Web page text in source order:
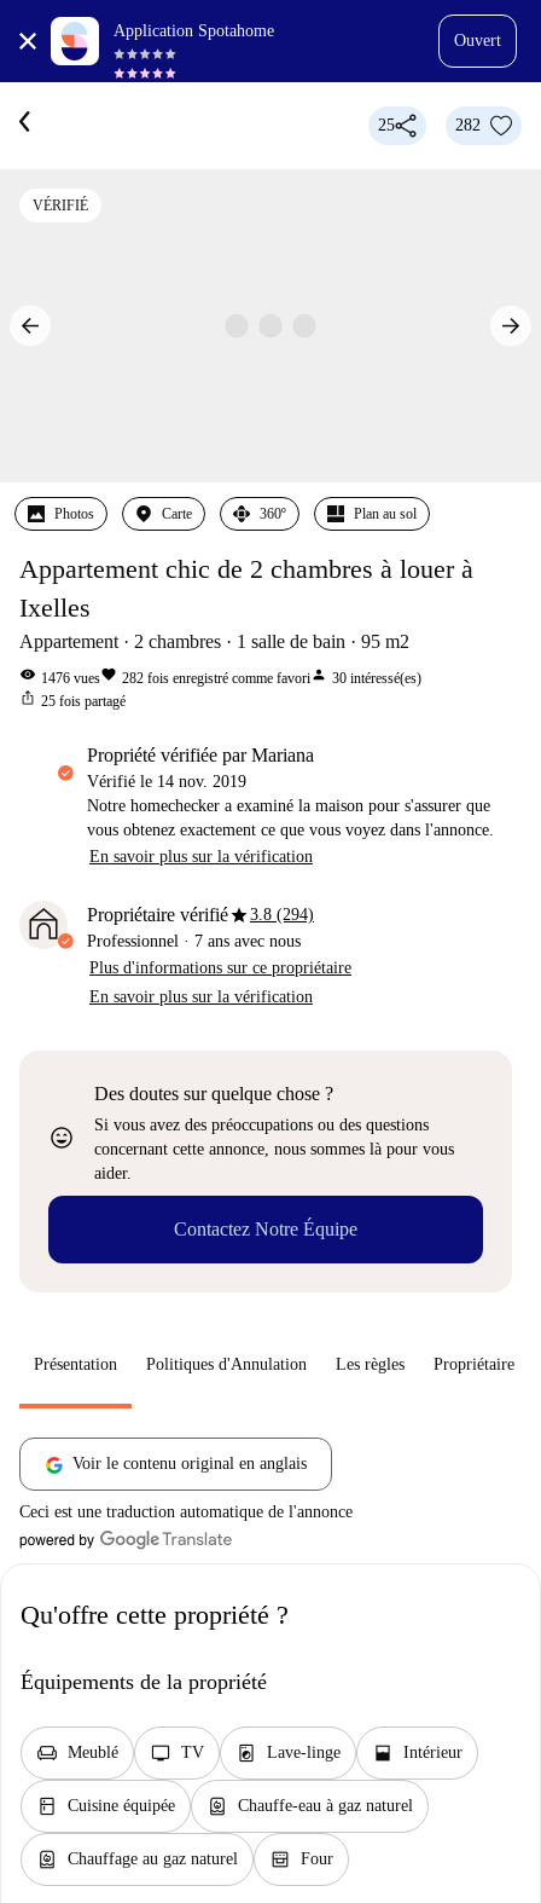
Application Spotahome
Ouvert
25 282
VÉRIFIÉ
Photos Carte 360º Plan au sol
Appartement chic de 2 chambres à louer à
Ixelles
Appartement 2 chambres 1 salle de bain 95 m2
visibility 1476 vuesfavorite 282 fois enregistré comme favoriperson 30 intéressé(es)
ios_share 25 fois partagé
propriété vérifiée par Mariana
Vérifié le 14 nov. 2019
Notre homechecker a examiné la maison pour s'assurer que
vous obtenez exactement ce que vous voyez dans l'annonce.
En savoir plus sur la vérification
Propriétaire vérifiéstar3.8 (294)
Professionnel · 7 ans avec nous
Plus d'informations sur ce propriétaire
En savoir plus sur la vérification
sentiment_very_satisfied
Des doutes sur quelque chose ?
Si vous avez des préoccupations ou des questions
concernant cette annonce, nous sommes là pour vous
aider.
Contactez Notre Équipe
Présentation Politiques d'Annulation Les règles Propriétaire
Voir le contenu original en anglais
Ceci est une traduction automatique de l'annonce
Qu'offre cette propriété ?
Équipements de la propriété
chair Meublé tv TV local_laundry_service Lave-linge window_open Intérieur
kitchen Cuisine équipée water_heater Chauffe-eau à gaz naturel
water_heater Chauffage au gaz naturel oven_gen Four